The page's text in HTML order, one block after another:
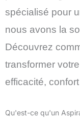
spécialisé pour
nous avons la
Découvrez
transformer
efficacité,
Qu'est-ce qu'un